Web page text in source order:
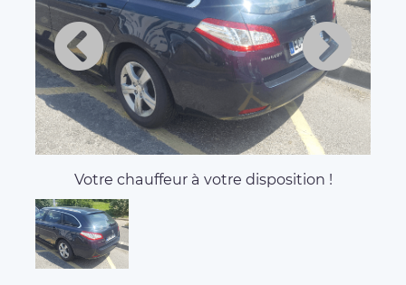
Votre chauffeur à votre disposition !